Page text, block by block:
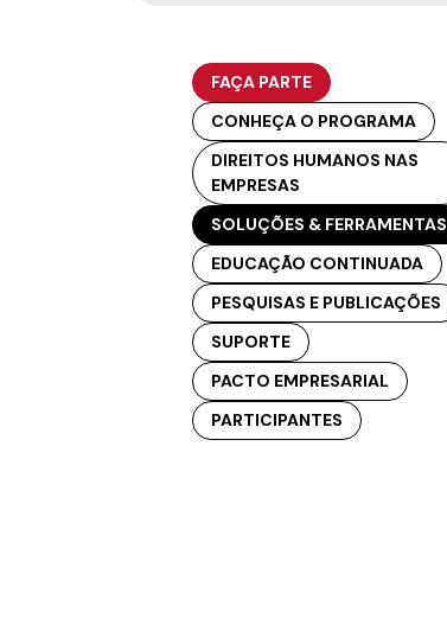
FAÇA PARTE
CONHEÇA O PROGRAMA
DIREITOS HUMANOS NAS
EMPRESAS
SOLUÇÕES & FERRAMENTAS
EDUCAÇÃO CONTINUADA
PESQUISAS E PUBLICAÇÕES
SUPORTE
PACTO EMPRESARIAL
PARTICIPANTES